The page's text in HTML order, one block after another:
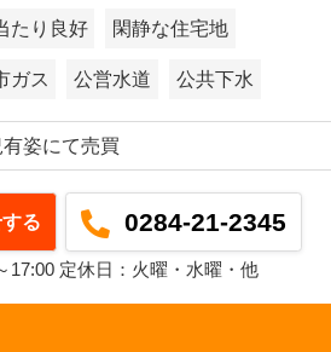
たり良好 閑静な住宅地
ガス 公営水道 公共下水
姿にて売買
る 0284-21-2345
17:00 定休日：火曜・水曜・他